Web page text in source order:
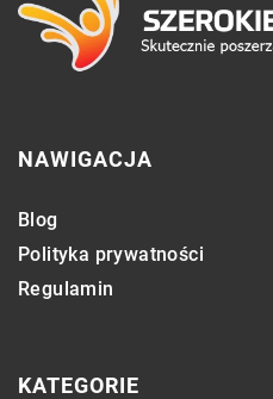
NAWIGACJA
Blog
Polityka prywatności
Regulamin
KATEGORIE